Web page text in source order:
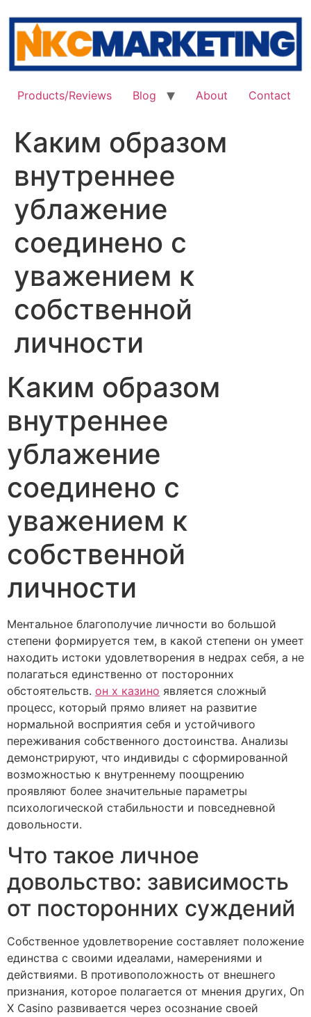
content
Products/Reviews Blog About Contact
Каким образом
внутреннее
ублажение
соединено с
уважением к
собственной
личности
Каким образом
внутреннее
ублажение
соединено с
уважением к
собственной
личности
Ментальное благополучие личности во большой
степени формируется тем, в какой степени он умеет
находить истоки удовлетворения в недрах себя, а не
полагаться единственно от посторонних
обстоятельств. он х казино является сложный
процесс, который прямо влияет на развитие
нормальной восприятия себя и устойчивого
переживания собственного достоинства. Анализы
демонстрируют, что индивиды с сформированной
возможностью к внутреннему поощрению
проявляют более значительные параметры
психологической стабильности и повседневной
довольности.
Что такое личное
довольство: зависимость
от посторонних суждений
Собственное удовлетворение составляет положение
единства с своими идеалами, намерениями и
действиями. В противоположность от внешнего
признания, которое полагается от мнения других, On
X Casino развивается через осознание своей